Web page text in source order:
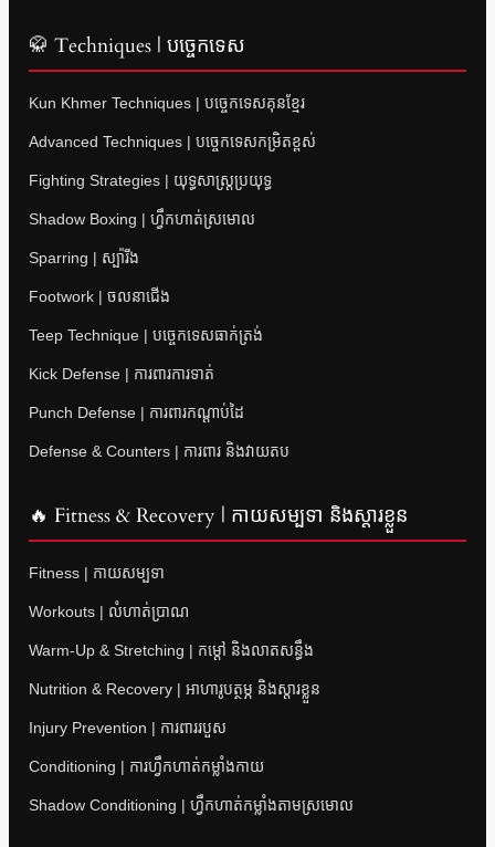
🥋 Techniques | បច្ចេកទេស
Kun Khmer Techniques | បច្ចេកទេសគុនខ្មែរ
Advanced Techniques | បច្ចេកទេសកម្រិតខ្ពស់
Fighting Strategies | យុទ្ធសាស្ត្រប្រយុទ្ធ
Shadow Boxing | ហ្វឹកហាត់ស្រមោល
Sparring | ស្ប៉ារីង
Footwork | ចលនាជើង
Teep Technique | បច្ចេកទេសធាក់ត្រង់
Kick Defense | ការពារការទាត់
Punch Defense | ការពារកណ្តាប់ដៃ
Defense & Counters | ការពារ និងវាយតប
🔥 Fitness & Recovery | កាយសម្បទា និងស្តារខ្លួន
Fitness | កាយសម្បទា
Workouts | លំហាត់ប្រាណ
Warm-Up & Stretching | កម្តៅ និងលាតសន្ធឹង
Nutrition & Recovery | អាហារូបត្ថម្ភ និងស្តារខ្លួន
Injury Prevention | ការពាររបួស
Conditioning | ការហ្វឹកហាត់កម្លាំងកាយ
Shadow Conditioning | ហ្វឹកហាត់កម្លាំងតាមស្រមោល